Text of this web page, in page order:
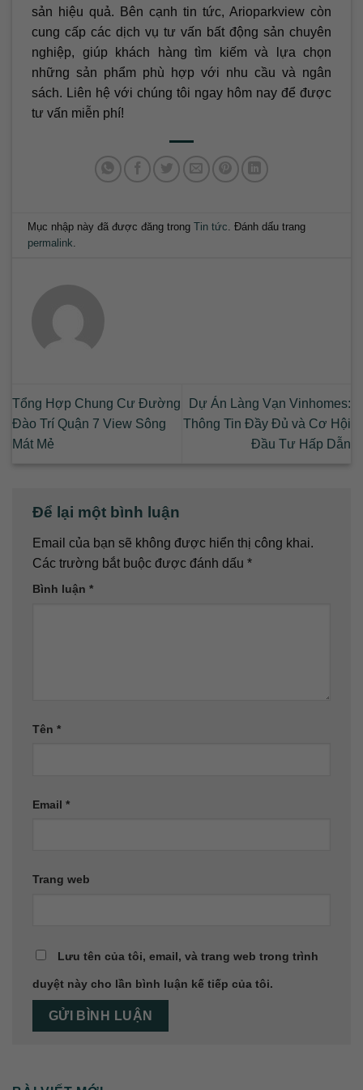
sản hiệu quả. Bên cạnh tin tức, Arioparkview còn
cung cấp các dịch vụ tư vấn bất động sản chuyên
nghiệp, giúp khách hàng tìm kiếm và lựa chọn
những sản phẩm phù hợp với nhu cầu và ngân
sách. Liên hệ với chúng tôi ngay hôm nay để được
tư vấn miễn phí!
Mục nhập này đã được đăng trongTin tức . Đánh dấu trang
permalink
Tổng Hợp Chung Cư Đường
Đào Trí Quận 7 View Sông
Mát Mẻ
Dự Án Làng Vạn Vinhomes:
Thông Tin Đầy Đủ và Cơ Hội
Đầu Tư Hấp Dẫn
Để lại một bình luận
Email của bạn sẽ không được hiển thị công khai.
Các trường bắt buộc được đánh dấu *
Bình luận *
Tên *
Email *
Trang web
Lưu tên của tôi, email, và trang web trong trình
duyệt này cho lần bình luận kế tiếp của tôi.